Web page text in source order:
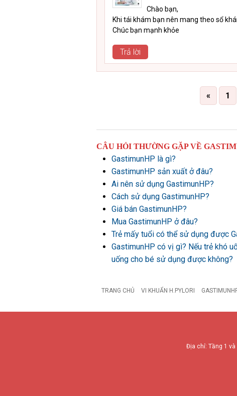
Chào bạn,
Khi tái khám bạn nên mang theo sổ
Chúc bạn mạnh khỏe
Trả lời
« 1
CÂU HỎI THƯỜNG GẶP VỀ
GastimunHP là gì?
GastimunHP sản xuất ở đâu?
Ai nên sử dụng GastimunHP?
Cách sử dụng GastimunHP?
Giá bán GastimunHP?
Mua GastimunHP ở đâu?
Trẻ mấy tuổi có thể sử dụng được
GastimunHP có vị gì? Nếu trẻ khó
uống cho bé sử dụng được không?
TRANG CHỦ VI KHUẨN H.PYLORI
Địa chỉ: Tầng 1 và